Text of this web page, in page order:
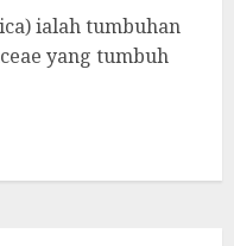
ialah tumbuhan
yang tumbuh